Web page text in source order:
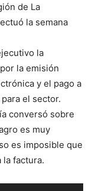
de La
la semana
la
la emisión
y el pago a
el sector.
conversó sobre
es muy
es imposible que
la factura.